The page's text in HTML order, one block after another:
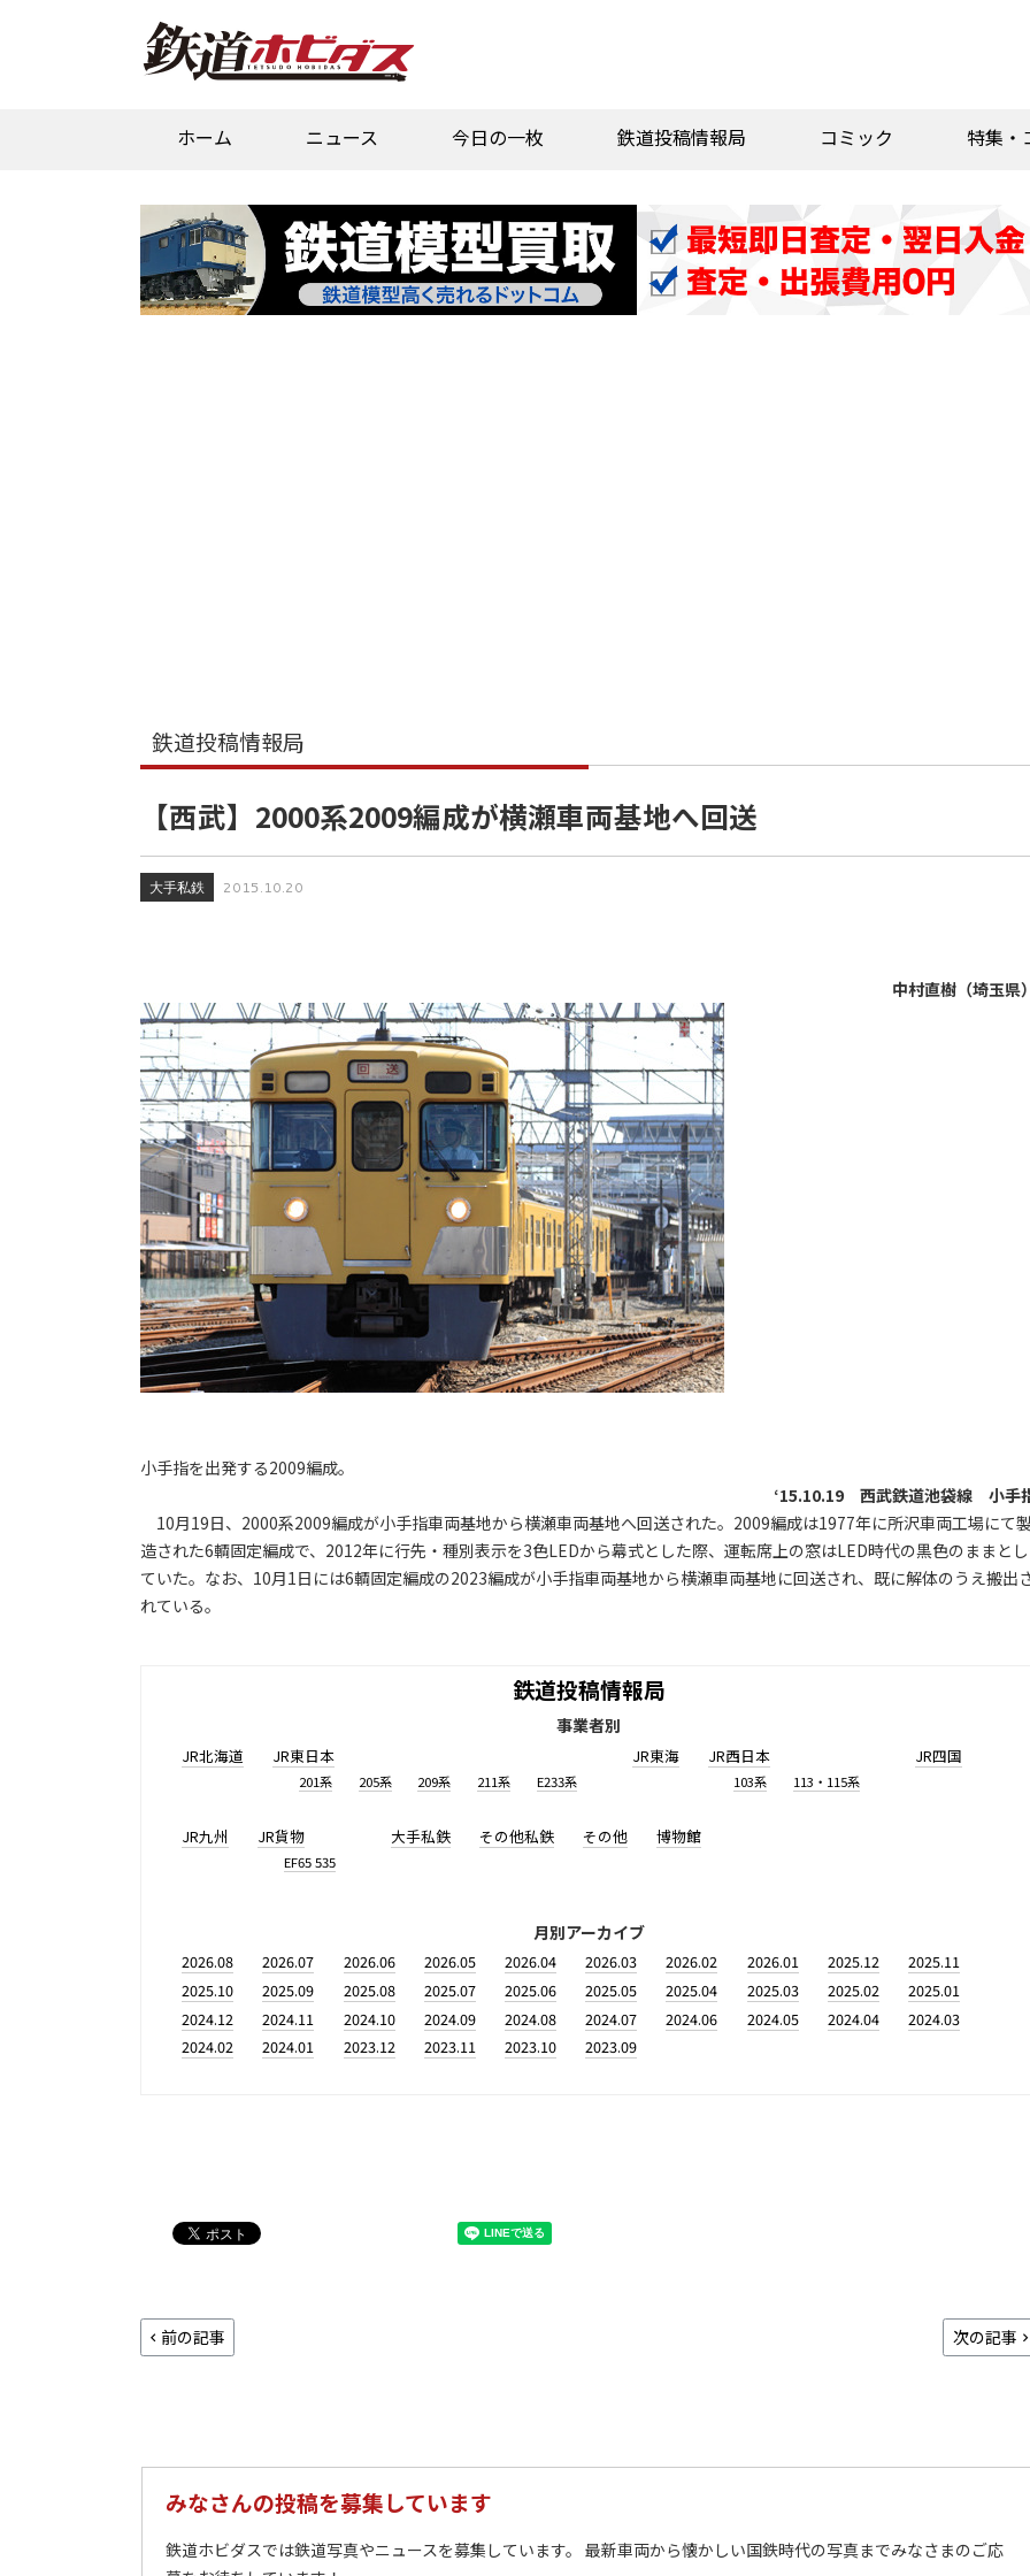
ホーム ニュース 今日の一枚 鉄道投稿情報局 コミック 特集・
鉄道投稿情報局
【西武】2000系2009編成が横瀬車両基地へ回送
大手私鉄 2015.10.20
中村直樹（埼玉県
小手指を出発する2009編成。
‘15.10.19 西武鉄道池袋線 小手
10月19日、2000系2009編成が小手指車両基地から横瀬車両基地へ回送された。2009編成は1977年に所沢車両工場にて
造された6輌固定編成で、2012年に行先・種別表示を3色LEDから幕式とした際、運転席上の窓はLED時代の黒色のままとし
ていた。なお、10月1日には6輌固定編成の2023編成が小手指車両基地から横瀬車両基地に回送され、既に解体のうえ搬出
れている。
鉄道投稿情報局
事業者別
JR北海道 JR東日本
201系 205系 209系 211系 E233系
JR東海 JR西日本
103系 113・115系
JR四国
JR九州 JR貨物
EF65 535
大手私鉄 その他私鉄 その他 博物館
月別アーカイブ
2026.08 2026.07 2026.06 2026.05 2026.04 2026.03 2026.02 2026.01 2025.12
2025.11
2025.10
2025.09 2025.08 2025.07 2025.06 2025.05 2025.04 2025.03 2025.02
2025.01
2024.12
2024.11 2024.10 2024.09 2024.08 2024.07 2024.06 2024.05 2024.04
2024.03
2024.02
2024.01 2023.12 2023.11 2023.10 2023.09
前の記事 次の記事
みなさんの投稿を募集しています
鉄道ホビダスでは鉄道写真やニュースを募集しています。 最新車両から懐かしい国鉄時代の写真までみなさまのご応